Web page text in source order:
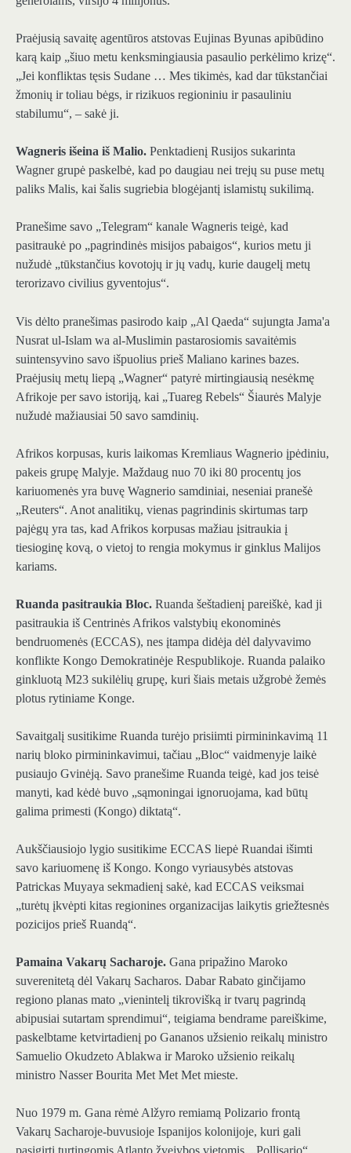
Praėjusią savaitę agentūros atstovas Eujinas Byunas apibūdino
karą kaip „šiuo metu kenksmingiausia pasaulio perkėlimo krizę“.
„Jei konfliktas tęsis Sudane … Mes tikimės, kad dar tūkstančiai
žmonių ir toliau bėgs, ir rizikuos regioniniu ir pasauliniu
stabilumu“, – sakė ji.
Wagneris išeina iš Malio. Penktadienį Rusijos sukarinta
Wagner grupė paskelbė, kad po daugiau nei trejų su puse metų
paliks Malis, kai šalis sugriebia blogėjantį islamistų sukilimą.
Pranešime savo „Telegram“ kanale Wagneris teigė, kad
pasitraukė po „pagrindinės misijos pabaigos“, kurios metu ji
nužudė „tūkstančius kovotojų ir jų vadų, kurie daugelį metų
terorizavo civilius gyventojus“.
Vis dėlto pranešimas pasirodo kaip „Al Qaeda“ sujungta Jama'a
Nusrat ul-Islam wa al-Muslimin pastarosiomis savaitėmis
suintensyvino savo išpuolius prieš Maliano karines bazes.
Praėjusių metų liepą „Wagner“ patyrė mirtingiausią nesėkmę
Afrikoje per savo istoriją, kai „Tuareg Rebels“ Šiaurės Malyje
nužudė mažiausiai 50 savo samdinių.
Afrikos korpusas, kuris laikomas Kremliaus Wagnerio įpėdiniu,
pakeis grupę Malyje. Maždaug nuo 70 iki 80 procentų jos
kariuomenės yra buvę Wagnerio samdiniai, neseniai pranešė
„Reuters“. Anot analitikų, vienas pagrindinis skirtumas tarp
pajėgų yra tas, kad Afrikos korpusas mažiau įsitraukia į
tiesioginę kovą, o vietoj to rengia mokymus ir ginklus Malijos
kariams.
Ruanda pasitraukia Bloc. Ruanda šeštadienį pareiškė, kad ji
pasitraukia iš Centrinės Afrikos valstybių ekonominės
bendruomenės (ECCAS), nes įtampa didėja dėl dalyvavimo
konflikte Kongo Demokratinėje Respublikoje. Ruanda palaiko
ginkluotą M23 sukilėlių grupę, kuri šiais metais užgrobė žemės
plotus rytiniame Konge.
Savaitgalį susitikime Ruanda turėjo prisiimti pirmininkavimą 11
narių bloko pirmininkavimui, tačiau „Bloc“ vaidmenyje laikė
pusiaujo Gvinėją. Savo pranešime Ruanda teigė, kad jos teisė
manyti, kad kėdė buvo „sąmoningai ignoruojama, kad būtų
galima primesti (Kongo) diktatą“.
Aukščiausiojo lygio susitikime ECCAS liepė Ruandai išimti
savo kariuomenę iš Kongo. Kongo vyriausybės atstovas
Patrickas Muyaya sekmadienį sakė, kad ECCAS veiksmai
„turėtų įkvėpti kitas regionines organizacijas laikytis griežtesnės
pozicijos prieš Ruandą“.
Pamaina Vakarų Sacharoje. Gana pripažino Maroko
suverenitetą dėl Vakarų Sacharos. Dabar Rabato ginčijamo
regiono planas mato „vienintelį tikrovišką ir tvarų pagrindą
abipusiai sutartam sprendimui“, teigiama bendrame pareiškime,
paskelbtame ketvirtadienį po Gananos užsienio reikalų ministro
Samuelio Okudzeto Ablakwa ir Maroko užsienio reikalų
ministro Nasser Bourita Met Met Met mieste.
Nuo 1979 m. Gana rėmė Alžyro remiamą Polizario frontą
Vakarų Sacharoje-buvusioje Ispanijos kolonijoje, kuri gali